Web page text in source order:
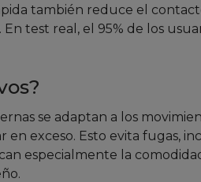
también reduce el
test real, el 95% de los
se adaptan a los
exceso. Esto evita fugas,
especialmente la